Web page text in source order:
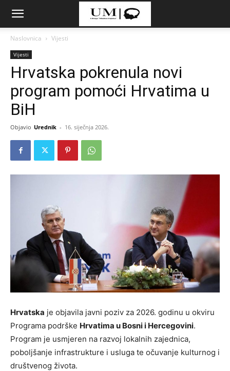
Naslovnica Vijesti
Vijesti
Hrvatska pokrenula novi
program pomoći Hrvatima u
BiH
Objavio Urednik - 16. siječnja 2026.
Hrvatska je objavila javni poziv za 2026. godinu u okviru
Programa podrške Hrvatima u Bosni i Hercegovini.
Program je usmjeren na razvoj lokalnih zajednica,
poboljšanje infrastrukture i usluga te očuvanje kulturnog i
društvenog života.